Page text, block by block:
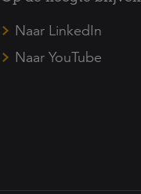
Naar LinkedIn
Naar YouTube